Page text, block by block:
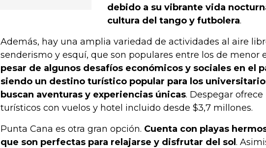
debido a su vibrante vida
cultura del tango y futbolera.
Además, hay una amplia variedad de actividades al aire
senderismo y esquí, que son populares entre los de menor
pesar de algunos desafíos económicos y sociales en el
siendo un destino turístico popular para los
buscan aventuras y experiencias únicas. Despegar
turísticos con vuelos y hotel incluido desde $3,7 millones.
Punta Cana es otra gran opción. Cuenta con playas
que son perfectas para relajarse y disfrutar del sol .